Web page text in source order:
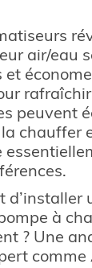
air/eau
peuvent
chauffer
d’installer
à
? Une
comme